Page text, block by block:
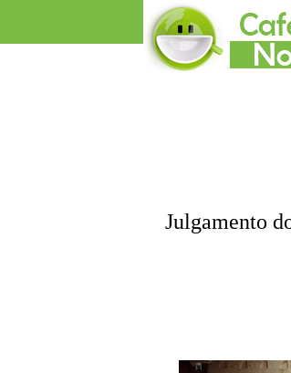
Julgamento